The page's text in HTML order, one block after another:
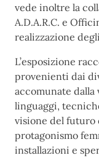
vede inoltre la
A.D.A.R.C. e
realizzazione
L’esposizione
provenienti dai
accomunate
linguaggi,
visione del futuro
protagonismo
installazioni e